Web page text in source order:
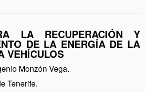
LA RECUPERACIÓN Y
DE LA ENERGÍA DE LA
VEHÍCULOS
Monzón Vega.
Tenerife.